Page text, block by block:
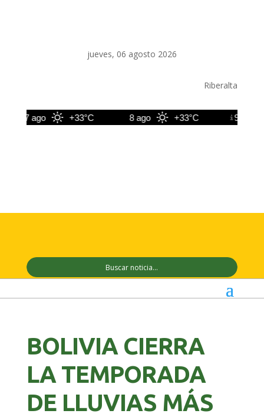
jueves, 06 agosto 2026
Riberalta
7 ago +33°C 8 ago +33°C 9 ago
BOLIVIA CIERRA
LA TEMPORADA
DE LLUVIAS MÁS